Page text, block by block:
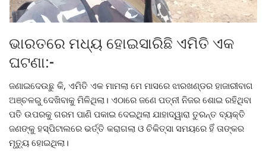
ଭାରତରେ ମଧ୍ୟ ହୋଇସାରିଛି ଏମିତି ଏକ
ଘଟଣା:-
ଜଣାଇଦେଉଛୁ କି, ଏମିତି ଏକ ମାମଲା ମେ ମାସରେ ଝାରଖଣ୍ଡର ହାଜାରୀବାଗ
ଅଞ୍ଚଳରୁ ଦେଖିବାକୁ ମିଳିଥିଲା। ଏଠାରେ ଜଣେ ପତ୍ନୀ ନିଜର ଶୋଇ ରହିଥିବା
ପତି ଉପରକୁ ଗରମ ପାଣି ପକାଇ ଦେଇଥିଲା ଯାହାଦ୍ୱାରା ତୁରନ୍ତ ବ୍ୟକ୍ତି
ଜଣଙ୍କୁ ହସ୍ପିଟାଲରେ ଭର୍ତ୍ତି କରାଗଲା ଓ ଚିକିତ୍ସା ସମୟରେ ହିଁ ତାଙ୍କର
ମୃତ୍ୟୁ ହୋଇଥିଲା।